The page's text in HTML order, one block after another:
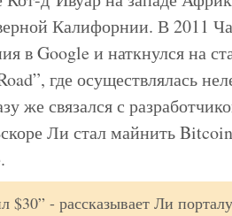
Калифорнии. В 2011
в Google и наткнулся на
где осуществлялась
же связался с
Ли стал майнить
$30” - рассказывает Ли